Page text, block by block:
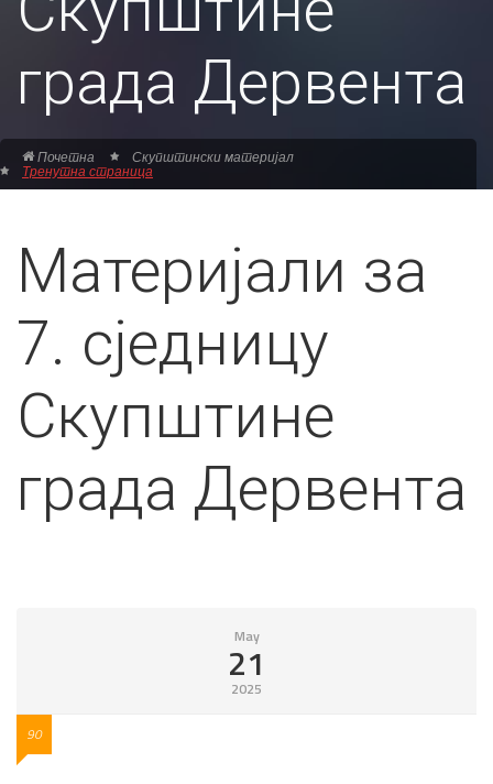
града Дервента
Почетна Скупштински материјал
Тренутна страница
Материјали за
7. сједницу
Скупштине
града Дервента
May
21
2025
90